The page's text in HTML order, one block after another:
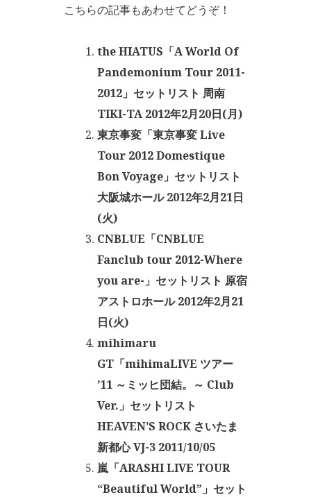
こちらの記事もあわせてどうぞ！
the HIATUS「A World Of
Pandemonium Tour 2011-
2012」セットリスト 周南
TIKI-TA 2012年2月20日(月)
東京事変「東京事変 Live
Tour 2012 Domestique
Bon Voyage」セットリスト
大阪城ホール 2012年2月21日
(火)
CNBLUE「CNBLUE
Fanclub tour 2012-Where
you are-」セットリスト 原宿
アストロホール 2012年2月21
日(火)
mihimaru
GT「mihimaLIVE ツアー
’11 ～ミッヒ団結。～ Club
Ver.」セットリスト
HEAVEN’S ROCK さいたま
新都心 VJ-3 2011/10/05
嵐「ARASHI LIVE TOUR
“Beautiful World”」セット